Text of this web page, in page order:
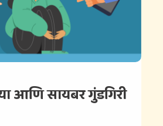
आणि सायबर गुंडगिरी